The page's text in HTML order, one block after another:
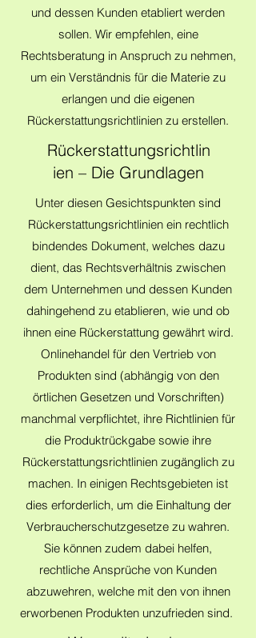
und dessen Kunden etabliert werden
sollen. Wir empfehlen, eine
Rechtsberatung in Anspruch zu nehmen,
um ein Verständnis für die Materie zu
erlangen und die eigenen
Rückerstattungsrichtlinien zu erstellen.
Rückerstattungsrichtlin
ien – Die Grundlagen
Unter diesen Gesichtspunkten sind
Rückerstattungsrichtlinien ein rechtlich
bindendes Dokument, welches dazu
dient, das Rechtsverhältnis zwischen
dem Unternehmen und dessen Kunden
dahingehend zu etablieren, wie und ob
ihnen eine Rückerstattung gewährt wird.
Onlinehandel für den Vertrieb von
Produkten sind (abhängig von den
örtlichen Gesetzen und Vorschriften)
manchmal verpflichtet, ihre Richtlinien für
die Produktrückgabe sowie ihre
Rückerstattungsrichtlinien zugänglich zu
machen. In einigen Rechtsgebieten ist
dies erforderlich, um die Einhaltung der
Verbraucherschutzgesetze zu wahren.
Sie können zudem dabei helfen,
rechtliche Ansprüche von Kunden
abzuwehren, welche mit den von ihnen
erworbenen Produkten unzufrieden sind.